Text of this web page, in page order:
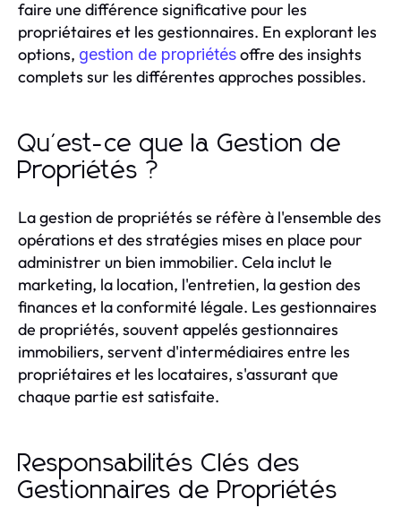
faire une différence significative pour les
propriétaires et les gestionnaires. En explorant les
options, gestion de propriétésoffre des insights
complets sur les différentes approches possibles.
Qu'est-ce que la Gestion de
Propriétés ?
La gestion de propriétés se réfère à l'ensemble des
opérations et des stratégies mises en place pour
administrer un bien immobilier. Cela inclut le
marketing, la location, l'entretien, la gestion des
finances et la conformité légale. Les gestionnaires
de propriétés, souvent appelés gestionnaires
immobiliers, servent d'intermédiaires entre les
propriétaires et les locataires, s'assurant que
chaque partie est satisfaite.
Responsabilités Clés des
Gestionnaires de Propriétés